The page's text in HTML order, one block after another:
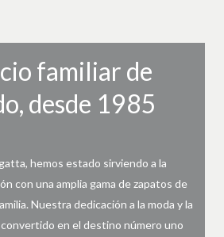
familiar de
desde 1985
hemos estado sirviendo a la
con una amplia gama de zapatos de
Nuestra dedicación a la moda y la
en el destino número uno